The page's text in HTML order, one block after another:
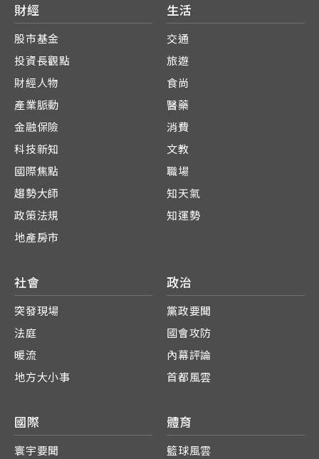
財經
股市基金
投資長觀點
財經人物
產業脈動
金融保險
科技新知
國際焦點
趨勢大師
政策法規
地產房市
生活
交通
旅遊
食尚
醫藥
消費
文教
職場
知天氣
知運勢
社會
突發現場
法庭
暖流
地方大小事
政治
黨政要聞
國會攻防
內幕評論
首都風雲
國際
寰宇要聞
體育
籃球風雲